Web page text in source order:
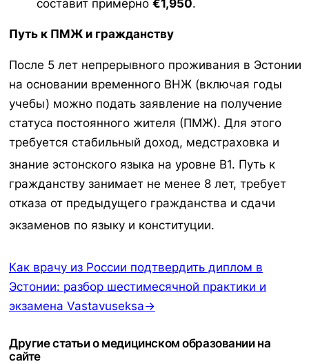
составит примерно €1,950.
Путь к ПМЖ и гражданству
После 5 лет непрерывного проживания в Эстонии
на основании временного ВНЖ (включая годы
учебы) можно подать заявление на получение
статуса постоянного жителя (ПМЖ). Для этого
требуется стабильный доход, медстраховка и
знание эстонского языка на уровне B1. Путь к
гражданству занимает не менее 8 лет, требует
отказа от предыдущего гражданства и сдачи
экзаменов по языку и конституции.
Как врачу из России подтвердить диплом в
Эстонии: разбор шестимесячной практики и
экзамена Vastavuseksa→
Другие статьи о медицинском образовании на
сайте